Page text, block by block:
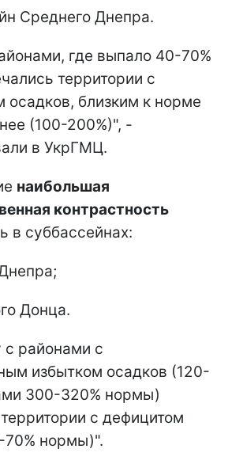
Среднего Днепра.
где выпало 40-70%
территории с
осадков, близким к норме
(100-200%)", -
в УкрГМЦ.
наибольшая
контрастность
в суббассейнах:
Донца.
районами с
избытком осадков (120-
300-320% нормы)
с дефицитом
70% нормы)".